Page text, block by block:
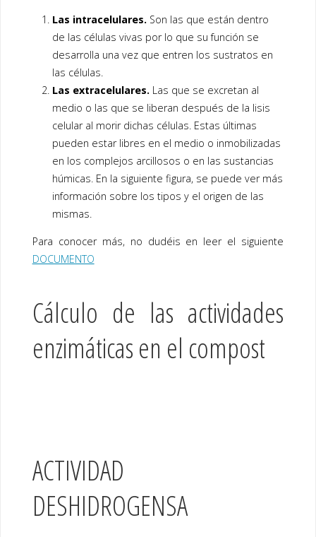
Las intracelulares. Son las que están dentro
de las células vivas por lo que su función se
desarrolla una vez que entren los sustratos en
las células.
Las extracelulares. Las que se excretan al
medio o las que se liberan después de la lisis
celular al morir dichas células. Estas últimas
pueden estar libres en el medio o inmobilizadas
en los complejos arcillosos o en las sustancias
húmicas. En la siguiente figura, se puede ver más
información sobre los tipos y el origen de las
mismas.
Para conocer más, no dudéis en leer el siguiente
DOCUMENTO
Cálculo de las actividades
enzimáticas en el compost
ACTIVIDAD
DESHIDROGENSA